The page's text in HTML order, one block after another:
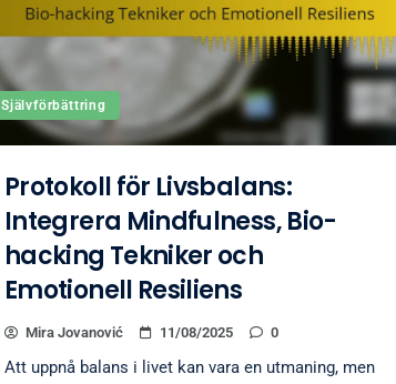
Självförbättring
Protokoll för Livsbalans:
Integrera Mindfulness, Bio-
hacking Tekniker och
Emotionell Resiliens
Mira Jovanović 11/08/2025 0
Att uppnå balans i livet kan vara en utmaning, men